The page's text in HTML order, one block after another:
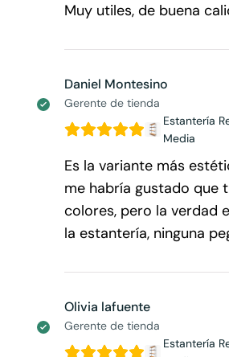
Muy utiles, de buena
Daniel Montesino
Gerente de tienda
Estantería
Media
Es la variante más
me habría gustado que
colores, pero la verdad
la estantería, ninguna
Olivia lafuente
Gerente de tienda
Estantería